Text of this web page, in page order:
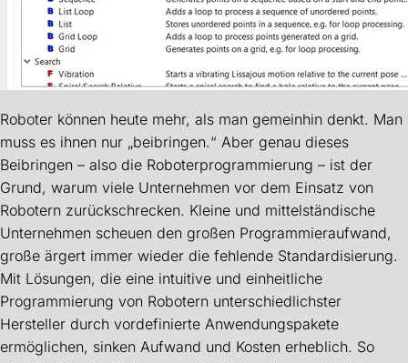
Roboter können heute mehr, als man gemeinhin denkt. Man
muss es ihnen nur „beibringen.“ Aber genau dieses
Beibringen – also die Roboterprogrammierung – ist der
Grund, warum viele Unternehmen vor dem Einsatz von
Robotern zurückschrecken. Kleine und mittelständische
Unternehmen scheuen den großen Programmieraufwand,
große ärgert immer wieder die fehlende Standardisierung.
Mit Lösungen, die eine intuitive und einheitliche
Programmierung von Robotern unterschiedlichster
Hersteller durch vordefinierte Anwendungspakete
ermöglichen, sinken Aufwand und Kosten erheblich. So